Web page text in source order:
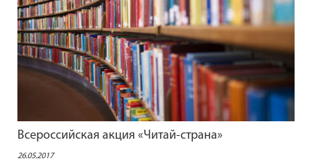
Всероссийская акция «Читай-страна»
26.05.2017